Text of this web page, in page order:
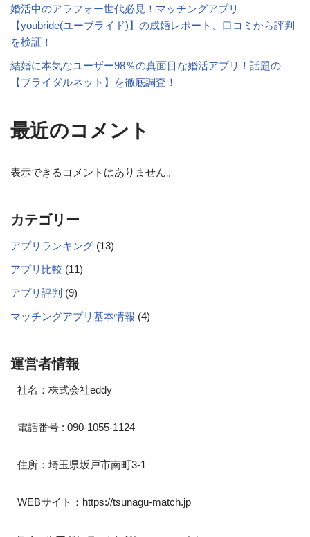
婚活中のアラフォー世代必見！マッチングアプリ
【youbride(ユーブライド)】の成婚レポート、口コミから評判
を検証！
結婚に本気なユーザー98％の真面目な婚活アプリ！話題の
【ブライダルネット】を徹底調査！
最近のコメント
表示できるコメントはありません。
カテゴリー
アプリランキング (13)
アプリ比較 (11)
アプリ評判 (9)
マッチングアプリ基本情報 (4)
運営者情報
社名：株式会社eddy
電話番号 : 090-1055-1124
住所：埼玉県坂戸市南町3-1
WEBサイト：https://tsunagu-match.jp